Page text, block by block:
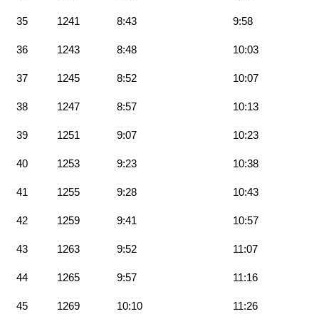
35 1241 8:43 9:58
36 1243 8:48 10:03
37 1245 8:52 10:07
38 1247 8:57 10:13
39 1251 9:07 10:23
40 1253 9:23 10:38
41 1255 9:28 10:43
42 1259 9:41 10:57
43 1263 9:52 11:07
44 1265 9:57 11:16
45 1269 10:10 11:26